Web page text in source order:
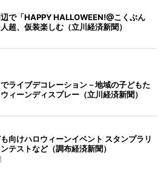
で「HAPPY HALLOWEEN!@こくぶん
超、仮装楽しむ（立川経済新聞）
ライブデコレーション－地域の子どもた
ィーンディスプレー（立川経済新聞）
向けハロウィーンイベント スタンプラリ
テストなど（調布経済新聞）